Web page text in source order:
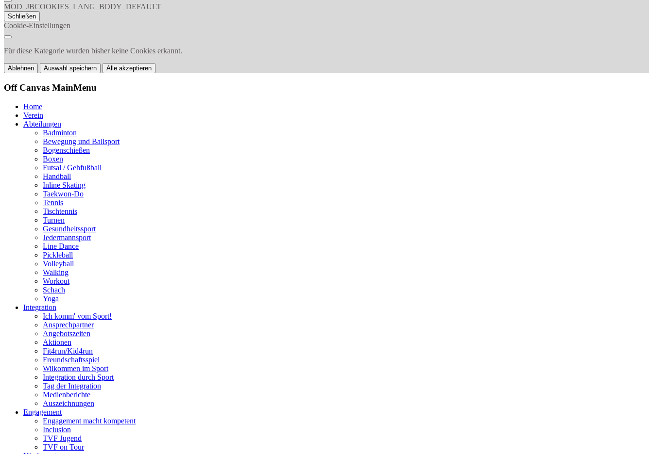
MOD_JBCOOKIES_LANG_BODY_DEFAULT
Schließen
Cookie-Einstellungen
Für diese Kategorie wurden bisher keine Cookies erkannt.
Ablehnen Auswahl speichern Alle akzeptieren
Off Canvas MainMenu
Home
Verein
Abteilungen
Badminton
Bewegung und Ballsport
Bogenschießen
Boxen
Futsal / Gehfußball
Handball
Inline Skating
Taekwon-Do
Tennis
Tischtennis
Turnen
Gesundheitssport
Jedermannsport
Line Dance
Pickleball
Volleyball
Walking
Workout
Schach
Yoga
Integration
Ich komm' vom Sport!
Ansprechpartner
Angebotszeiten
Aktionen
Fit4run/Kid4run
Freundschaftsspiel
Wilkommen im Sport
Integration durch Sport
Tag der Integration
Medienberichte
Auszeichnungen
Engagement
Engagement macht kompetent
Inclusion
TVF Jugend
TVF on Tour